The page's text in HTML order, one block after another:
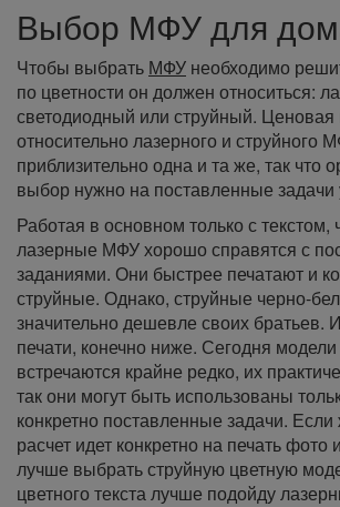
Выбор МФУ для
Чтобы выбрать МФУ необходимо
по цветности он должен относиться:
светодиодный или струйный. Ценовая
относительно лазерного и струйного
приблизительно одна и та же, так что
выбор нужно на поставленные задачи
Работая в основном только с
лазерные МФУ хорошо справятся с
заданиями. Они быстрее печатают и
струйные. Однако, струйные черно-
значительно дешевле своих братьев.
печати, конечно ниже. Сегодня модели
встречаются крайне редко, их
так они могут быть использованы
конкретно поставленные задачи.
расчет идет конкретно на печать фото
лучше выбрать струйную цветную
цветного текста лучше подойду